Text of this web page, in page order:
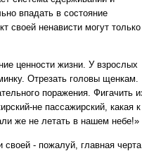
впадать в состояние
своей ненависти могут только
ценности жизни. У взрослых
Отрезать головы щенкам.
поражения. Фигачить
не пассажирский, какая к
же не летать в нашем небе!»
- пожалуй, главная черта